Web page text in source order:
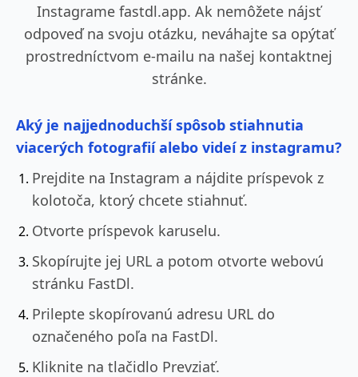
Instagrame fastdl.app. Ak nemôžete nájsť
odpoveď na svoju otázku, neváhajte sa opýtať
prostredníctvom e-mailu na našej kontaktnej
stránke.
Aký je najjednoduchší spôsob stiahnutia
viacerých fotografií alebo videí z instagramu?
Prejdite na Instagram a nájdite príspevok z
kolotoča, ktorý chcete stiahnuť.
Otvorte príspevok karuselu.
Skopírujte jej URL a potom otvorte webovú
stránku FastDl.
Prilepte skopírovanú adresu URL do
označeného poľa na FastDl.
Kliknite na tlačidlo Prevziať.